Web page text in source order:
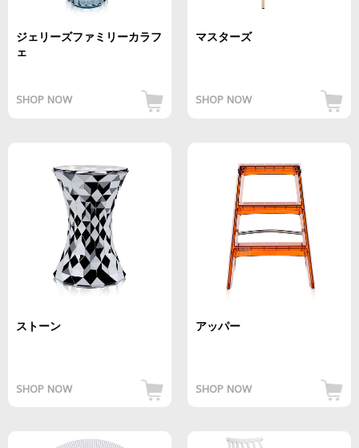
ジェリーズファミリーカラフ
ェ
SHOP NOW
マスターズ
SHOP NOW
ストーン
SHOP NOW
アッパー
SHOP NOW